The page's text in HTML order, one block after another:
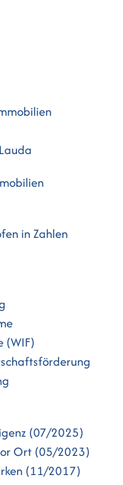
in Zahlen
(WIF)
(07/2025)
Ort (05/2023)
(11/2017)